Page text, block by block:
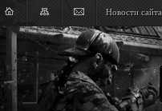
Новости сайта